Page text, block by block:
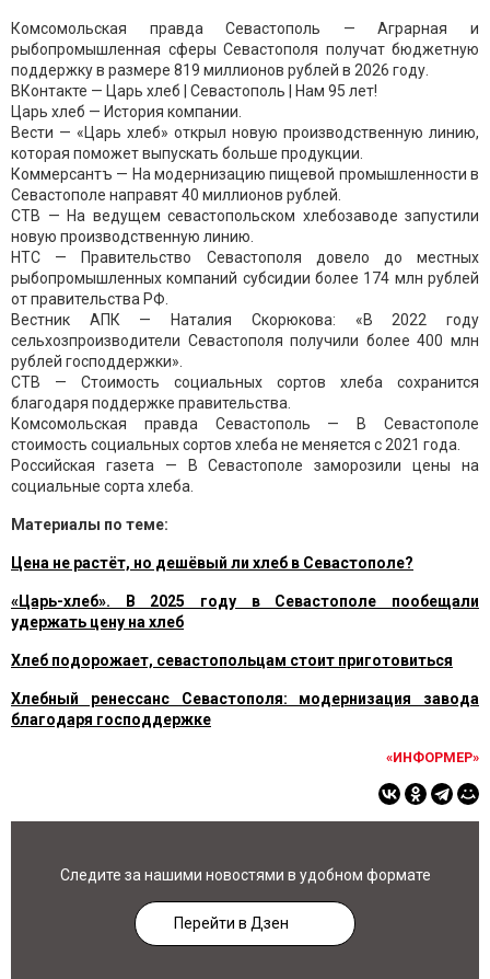
Комсомольская правда Севастополь — Аграрная и
рыбопромышленная сферы Севастополя получат бюджетную
поддержку в размере 819 миллионов рублей в 2026 году.
ВКонтакте — Царь хлеб | Севастополь | Нам 95 лет!
Царь хлеб — История компании.
Вести — «Царь хлеб» открыл новую производственную линию,
которая поможет выпускать больше продукции.
Коммерсантъ — На модернизацию пищевой промышленности в
Севастополе направят 40 миллионов рублей.
СТВ — На ведущем севастопольском хлебозаводе запустили
новую производственную линию.
НТС — Правительство Севастополя довело до местных
рыбопромышленных компаний субсидии более 174 млн рублей
от правительства РФ.
Вестник АПК — Наталия Скорюкова: «В 2022 году
сельхозпроизводители Севастополя получили более 400 млн
рублей господдержки».
СТВ — Стоимость социальных сортов хлеба сохранится
благодаря поддержке правительства.
Комсомольская правда Севастополь — В Севастополе
стоимость социальных сортов хлеба не меняется с 2021 года.
Российская газета — В Севастополе заморозили цены на
социальные сорта хлеба.
Материалы по теме:
Цена не растёт, но дешёвый ли хлеб в Севастополе?
«Царь-хлеб». В 2025 году в Севастополе пообещали
удержать цену на хлеб
Хлеб подорожает, севастопольцам стоит приготовиться
Хлебный ренессанс Севастополя: модернизация завода
благодаря господдержке
«ИНФОРМЕР»
Следите за нашими новостями в удобном формате
Перейти в Дзен